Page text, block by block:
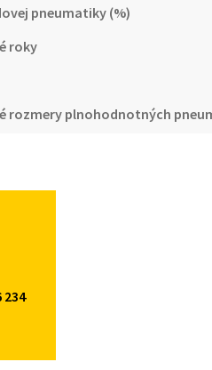
pneumatiky (%)
roky
rozmery plnohodnotných
234